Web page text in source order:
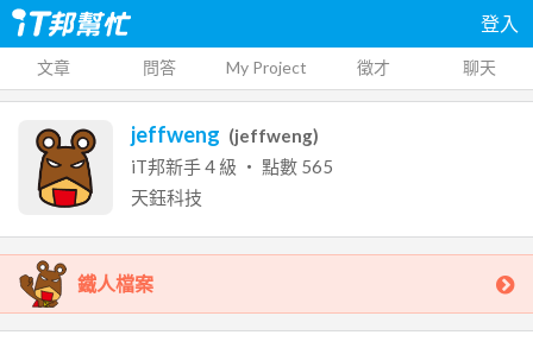
登入
文章 問答 My Project 徵才 聊天
jeffweng (jeffweng)
iT邦新手4 級 ‧ 點數 565
天鈺科技
鐵人檔案